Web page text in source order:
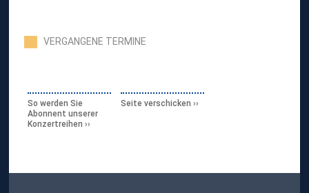
VERGANGENE TERMINE
So werden Sie
Abonnent unserer
Konzertreihen
Seite verschicken